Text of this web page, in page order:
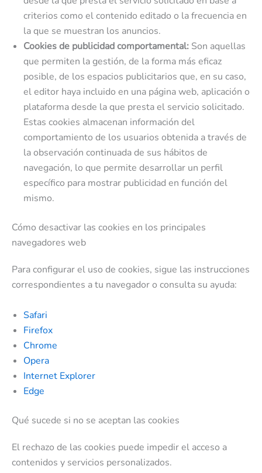
criterios como el contenido editado o la frecuencia en
la que se muestran los anuncios.
Cookies de publicidad comportamental: Son aquellas
que permiten la gestión, de la forma más eficaz
posible, de los espacios publicitarios que, en su caso,
el editor haya incluido en una página web, aplicación o
plataforma desde la que presta el servicio solicitado.
Estas cookies almacenan información del
comportamiento de los usuarios obtenida a través de
la observación continuada de sus hábitos de
navegación, lo que permite desarrollar un perfil
específico para mostrar publicidad en función del
mismo.
Cómo desactivar las cookies en los principales
navegadores web
Para configurar el uso de cookies, sigue las instrucciones
correspondientes a tu navegador o consulta su ayuda:
Safari
Firefox
Chrome
Opera
Internet Explorer
Edge
Qué sucede si no se aceptan las cookies
El rechazo de las cookies puede impedir el acceso a
contenidos y servicios personalizados.